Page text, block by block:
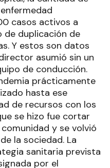
casos activos a
de duplicación de
Y estos son datos
asumió sin un
de conducción.
prácticamente
hasta ese
de recursos con los
se hizo fue cortar
y se volvió
la sociedad. La
sanitaria prevista
por el